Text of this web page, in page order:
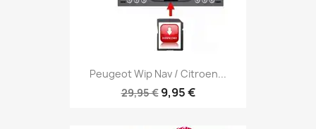
Peugeot Wip Nav / Citroen...
29,95 € 9,95 €